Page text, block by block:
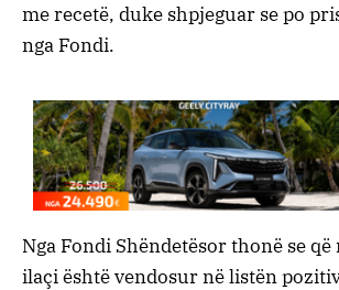
me recetë, duke shpjeguar se po
nga Fondi.
Nga Fondi Shëndetësor thonë se
ilaçi është vendosur në listën